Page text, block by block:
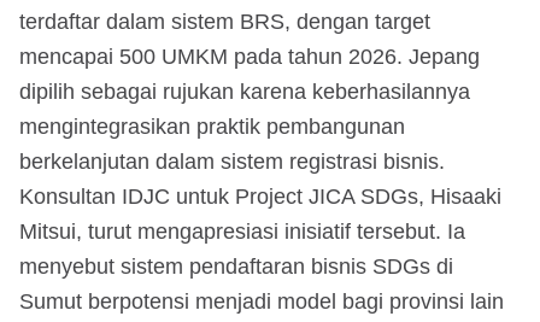
terdaftar dalam sistem BRS, dengan target
mencapai 500 UMKM pada tahun 2026. Jepang
dipilih sebagai rujukan karena keberhasilannya
mengintegrasikan praktik pembangunan
berkelanjutan dalam sistem registrasi bisnis.
Konsultan IDJC untuk Project JICA SDGs, Hisaaki
Mitsui, turut mengapresiasi inisiatif tersebut. Ia
menyebut sistem pendaftaran bisnis SDGs di
Sumut berpotensi menjadi model bagi provinsi lain